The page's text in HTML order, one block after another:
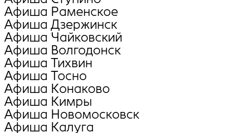
Афиша Раменское
Афиша Дзержинск
Афиша Чайковский
Афиша Волгодонск
Афиша Тихвин
Афиша Тосно
Афиша Конаково
Афиша Кимры
Афиша Новомосковск
Афиша Калуга